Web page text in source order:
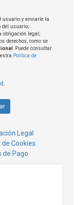
usuario y enviarle la
del usuario;
obligación legal;
derechos, como se
: Puede consultar
Política de
.
Legal
de Cookies
de Pago